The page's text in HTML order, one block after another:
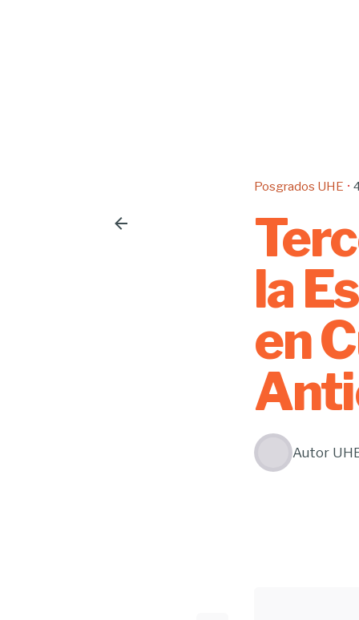
Posgrados UHE
la
en
Autor